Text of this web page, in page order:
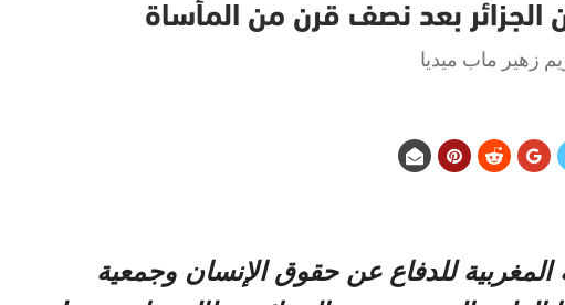
بعد نصف قرن من المأساة
زهير ماب ميديا
للدفاع عن حقوق الإنسان وجمعية